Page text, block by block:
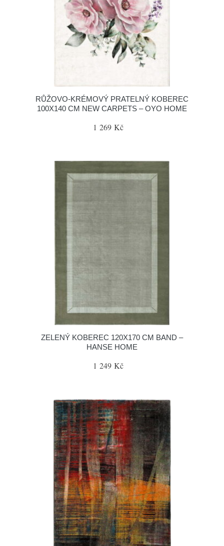
RŮŽOVO-KRÉMOVÝ PRATELNÝ KOBEREC
100X140 CM NEW CARPETS – OYO HOME
1 269 Kč
ZELENÝ KOBEREC 120X170 CM BAND –
HANSE HOME
1 249 Kč